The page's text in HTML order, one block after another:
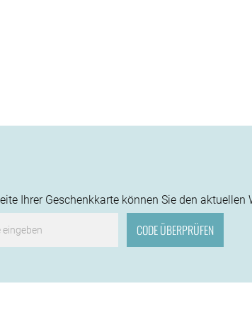
Ihrer Geschenkkarte können Sie den aktuellen